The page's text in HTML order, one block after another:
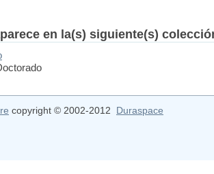
en la(s) siguiente(s)
copyright © 2002-2012 Duraspace